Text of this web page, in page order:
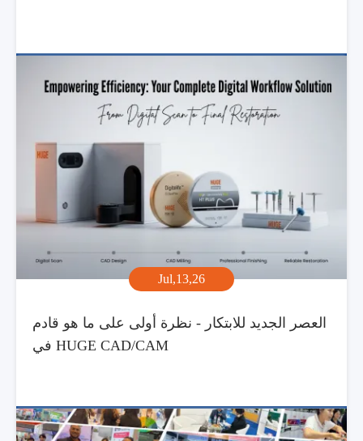
Jul,13,26
العصر الجديد للابتكار - نظرة أولى على ما هو قادم
في HUGE CAD/CAM